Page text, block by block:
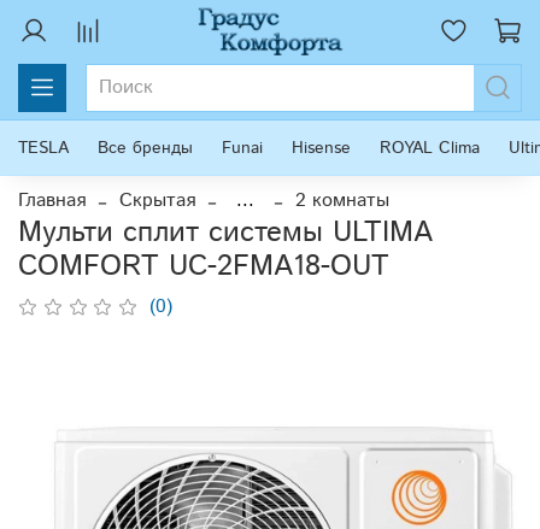
TESLA Все бренды Funai Hisense ROYAL Clima
Главная Скрытая ... 2 комнаты
Мульти сплит системы ULTIMA
COMFORT UC-2FMA18-OUT
(0)